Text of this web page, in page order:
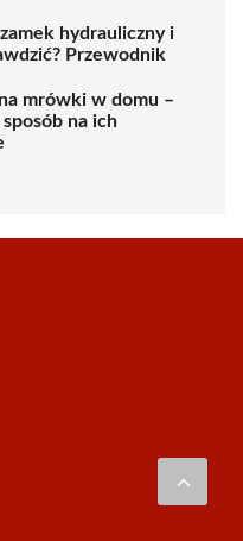
zamek hydrauliczny i
Przewodnik
mrówki w domu –
na ich